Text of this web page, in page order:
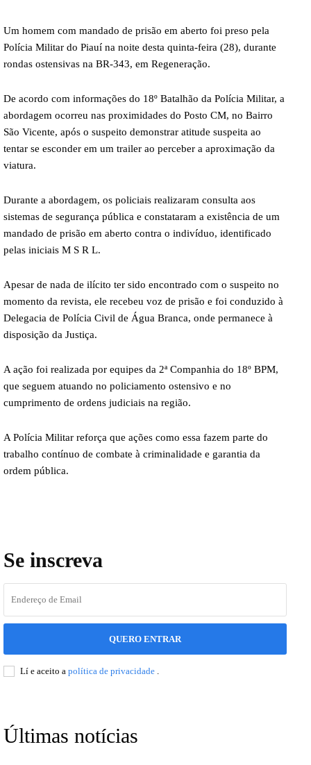
Um homem com mandado de prisão em aberto foi preso pela
Polícia Militar do Piauí na noite desta quinta-feira (28), durante
rondas ostensivas na BR-343, em Regeneração.
De acordo com informações do 18º Batalhão da Polícia Militar, a
abordagem ocorreu nas proximidades do Posto CM, no Bairro
São Vicente, após o suspeito demonstrar atitude suspeita ao
tentar se esconder em um trailer ao perceber a aproximação da
viatura.
Durante a abordagem, os policiais realizaram consulta aos
sistemas de segurança pública e constataram a existência de um
mandado de prisão em aberto contra o indivíduo, identificado
pelas iniciais M S R L.
Apesar de nada de ilícito ter sido encontrado com o suspeito no
momento da revista, ele recebeu voz de prisão e foi conduzido à
Delegacia de Polícia Civil de Água Branca, onde permanece à
disposição da Justiça.
A ação foi realizada por equipes da 2ª Companhia do 18º BPM,
que seguem atuando no policiamento ostensivo e no
cumprimento de ordens judiciais na região.
A Polícia Militar reforça que ações como essa fazem parte do
trabalho contínuo de combate à criminalidade e garantia da
ordem pública.
Se inscreva
QUERO ENTRAR
Lí e aceito a política de privacidade .
Últimas notícias